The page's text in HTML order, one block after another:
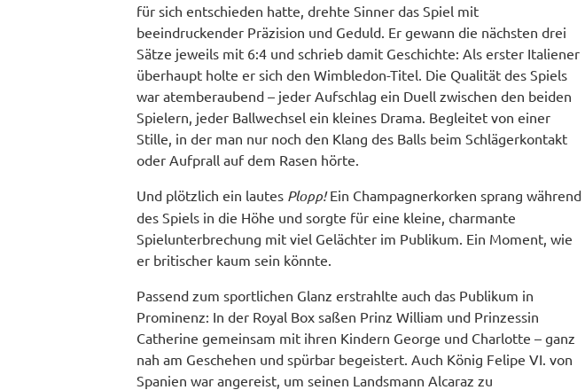
für sich entschieden hatte, drehte Sinner das Spiel mit
beeindruckender Präzision und Geduld. Er gewann die nächsten drei
Sätze jeweils mit 6:4 und schrieb damit Geschichte: Als erster Italiener
überhaupt holte er sich den Wimbledon-Titel. Die Qualität des Spiels
war atemberaubend – jeder Aufschlag ein Duell zwischen den beiden
Spielern, jeder Ballwechsel ein kleines Drama. Begleitet von einer
Stille, in der man nur noch den Klang des Balls beim Schlägerkontakt
oder Aufprall auf dem Rasen hörte.
Und plötzlich ein lautes Plopp!Ein Champagnerkorken sprang während
des Spiels in die Höhe und sorgte für eine kleine, charmante
Spielunterbrechung mit viel Gelächter im Publikum. Ein Moment, wie
er britischer kaum sein könnte.
Passend zum sportlichen Glanz erstrahlte auch das Publikum in
Prominenz: In der Royal Box saßen Prinz William und Prinzessin
Catherine gemeinsam mit ihren Kindern George und Charlotte – ganz
nah am Geschehen und spürbar begeistert. Auch König Felipe VI. von
Spanien war angereist, um seinen Landsmann Alcaraz zu